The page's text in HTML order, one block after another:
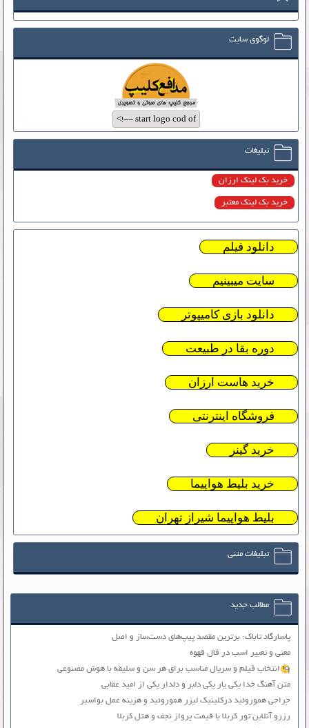
لوگوی سایت
تبلیغات
خرید بک لینک ارزان
خرید بک لینک معتبر
دانلود فیلم
سایت میبینیم
دانلود بازی کامیپوتر
دوره بقا در طبیعت
خرید هاست ارزان
فروشگاه اینترنتی
خرید گینر
خرید بلیط هواپیما
بلیط هواپیما شیراز تهران
تبلیغات متنی
مطالب جدید
پاسارگاد تاباک: برترین مقصد پیپ‌های دست‌ساز و اصل
معنی و تعبیر اسب در فال قهوه
انتخاب فیلم و سریال مناسب برای هر سن و سلیقه با هوش مصنوعی
متن آهنگ خدا یکی یار یکی دلبر و دلدار یکی از امید عقابی
جراحی هموروئید درکلینیک لیزر هموروئید و هزینه عمل بواسیر
رزرو آنلاین تور کربلا با قیمت پرواز نجف و هتل کربلا